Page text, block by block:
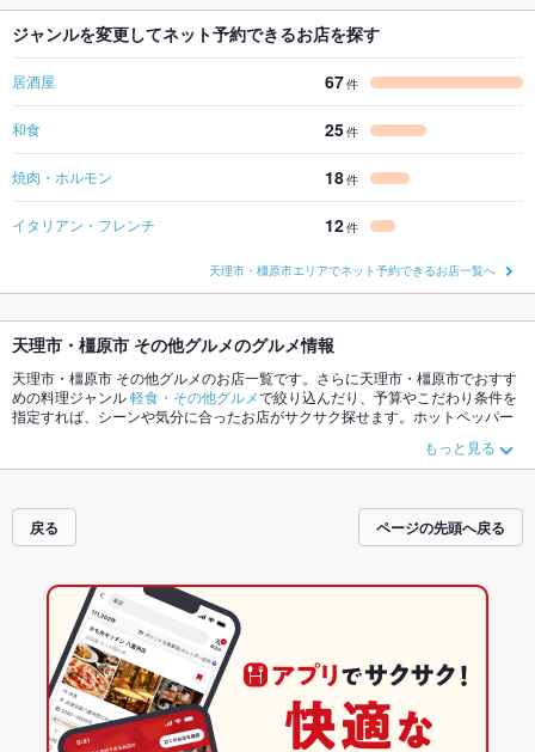
ジャンルを変更してネット予約できるお店を探す
居酒屋 67件
和食 25件
焼肉・ホルモン 18件
イタリアン・フレンチ 12件
天理市・橿原市エリアでネット予約できるお店一覧へ
天理市・橿原市 その他グルメのグルメ情報
天理市・橿原市 その他グルメのお店一覧です。さらに天理市・橿原市でおすす
めの料理ジャンル軽食・その他グルメで絞り込んだり、予算やこだわり条件を
指定すれば、シーンや気分に合ったお店がサクサク探せます。ホットペッパー
や季節のおすすめ料理など、お店の最新情報をご紹介しているので
安心！24時間使える簡単便利なネット予約が使えるお店も拡大中です。友達ど
ットペッパーグルメをご利用ください。
もっと見る
戻る ページの先頭へ戻る